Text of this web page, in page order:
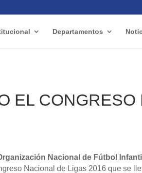
Departamentos
EL CONGRESO
Nacional de Fútbol
Nacional de Ligas 2016 que se